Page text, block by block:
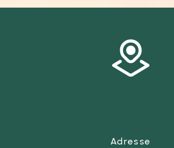
Adresse